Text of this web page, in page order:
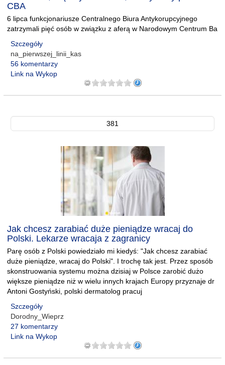
CBA
6 lipca funkcjonariusze Centralnego Biura Antykorupcyjnego
zatrzymali pięć osób w związku z aferą w Narodowym Centrum Ba
Szczegóły
na_pierwszej_linii_kas
56 komentarzy
Link na Wykop
381
Jak chcesz zarabiać duże pieniądze wracaj do
Polski. Lekarze wracaja z zagranicy
Parę osób z Polski powiedziało mi kiedyś: "Jak chcesz zarabiać
duże pieniądze, wracaj do Polski". I trochę tak jest. Przez sposób
skonstruowania systemu można dzisiaj w Polsce zarobić dużo
większe pieniądze niż w wielu innych krajach Europy przyznaje dr
Antoni Gostyński, polski dermatolog pracuj
Szczegóły
Dorodny_Wieprz
27 komentarzy
Link na Wykop